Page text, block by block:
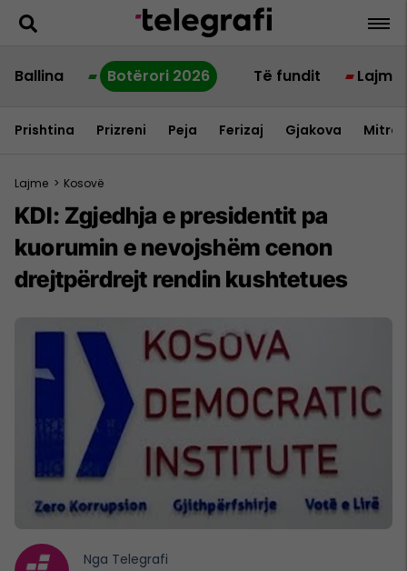
Ballina Botërori 2026 Të fundit Lajme
Prishtina Prizreni Peja Ferizaj Gjakova
Lajme > Kosovë
KDI: Zgjedhja e presidentit pa
kuorumin e nevojshëm cenon
drejtpërdrejt rendin kushtetues
Nga Telegrafi